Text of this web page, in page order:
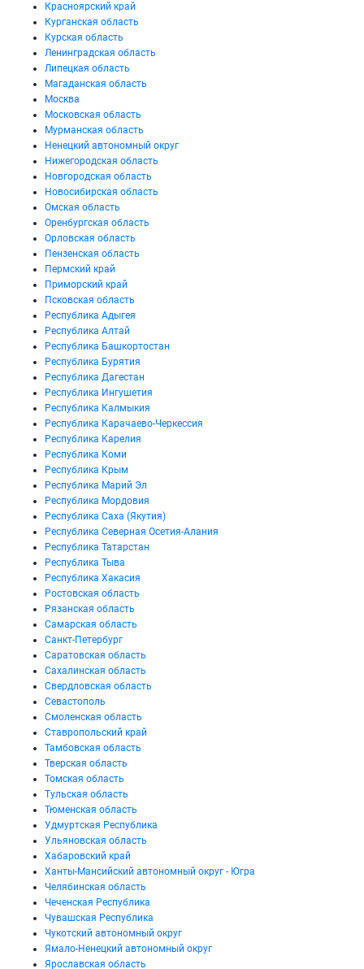
Красноярский край
Курганская область
Курская область
Ленинградская область
Липецкая область
Магаданская область
Москва
Московская область
Мурманская область
Ненецкий автономный округ
Нижегородская область
Новгородская область
Новосибирская область
Омская область
Оренбургская область
Орловская область
Пензенская область
Пермский край
Приморский край
Псковская область
Республика Адыгея
Республика Алтай
Республика Башкортостан
Республика Бурятия
Республика Дагестан
Республика Ингушетия
Республика Калмыкия
Республика Карачаево-Черкессия
Республика Карелия
Республика Коми
Республика Крым
Республика Марий Эл
Республика Мордовия
Республика Саха (Якутия)
Республика Северная Осетия-Алания
Республика Татарстан
Республика Тыва
Республика Хакасия
Ростовская область
Рязанская область
Самарская область
Санкт-Петербург
Саратовская область
Сахалинская область
Свердловская область
Севастополь
Смоленская область
Ставропольский край
Тамбовская область
Тверская область
Томская область
Тульская область
Тюменская область
Удмуртская Республика
Ульяновская область
Хабаровский край
Ханты-Мансийский автономный округ - Югра
Челябинская область
Чеченская Республика
Чувашская Республика
Чукотский автономный округ
Ямало-Ненецкий автономный округ
Ярославская область